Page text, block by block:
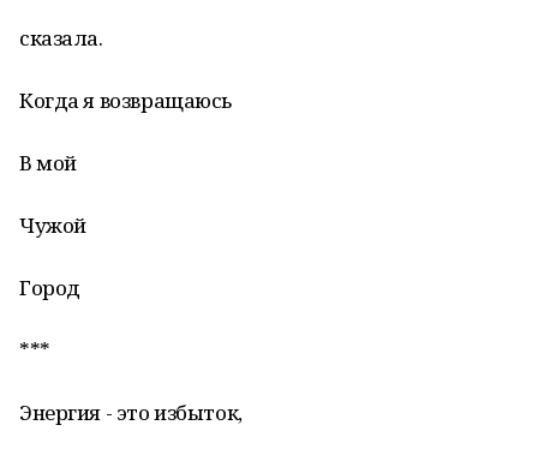
сказала.
Когда я возвращаюсь
В мой
Чужой
Город
***
Энергия - это избыток,